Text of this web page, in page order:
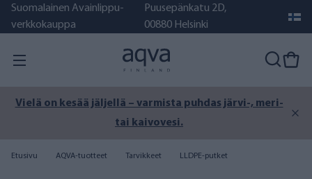
Suomalainen Avainlippu-
verkkokauppa
Puusepänkatu 2D,
00880 Helsinki
Vielä on kesää jäljellä – varmista puhdas järvi-, meri-
tai kaivovesi.
Etusivu AQVA-tuotteet Tarvikkeet LLDPE-putket